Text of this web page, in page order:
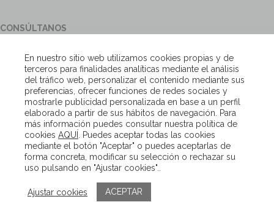
CONSÚLTANOS
encantados
Escríbenos
Copyright – Van Beveren 2020
En nuestro sitio web utilizamos cookies propias y de
terceros para finalidades analíticas mediante el análisis
del tráfico web, personalizar el contenido mediante sus
preferencias, ofrecer funciones de redes sociales y
mostrarle publicidad personalizada en base a un perfil
elaborado a partir de sus hábitos de navegación. Para
más información puedes consultar nuestra política de
cookies AQUÍ
. Puedes aceptar todas las cookies
mediante el botón "Aceptar" o puedes aceptarlas de
forma concreta, modificar su selección o rechazar su
uso pulsando en "Ajustar cookies"..
Ajustar cookies ACEPTAR